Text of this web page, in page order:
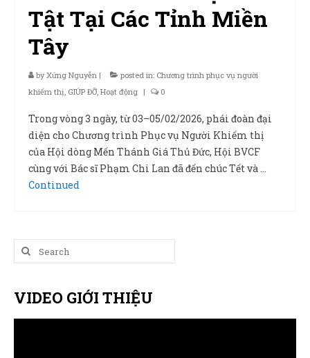
Tật Tại Các Tỉnh Miền
Tây
byXứng Nguyễn | posted in: Chương trình phục vụ người
khiếm thị, GIÚP ĐỠ, Hoạt động | 0
Trong vòng 3 ngày, từ 03–05/02/2026, phái đoàn đại
diện cho Chương trình Phục vụ Người Khiếm thị
của Hội dòng Mến Thánh Giá Thủ Đức, Hội BVCF
cùng với Bác sĩ Phạm Chi Lan đã đến chúc Tết và …
Continued
Search
for:
VIDEO GIỚI THIỆU